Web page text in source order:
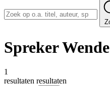
Spreker
1
resultaten resultaten